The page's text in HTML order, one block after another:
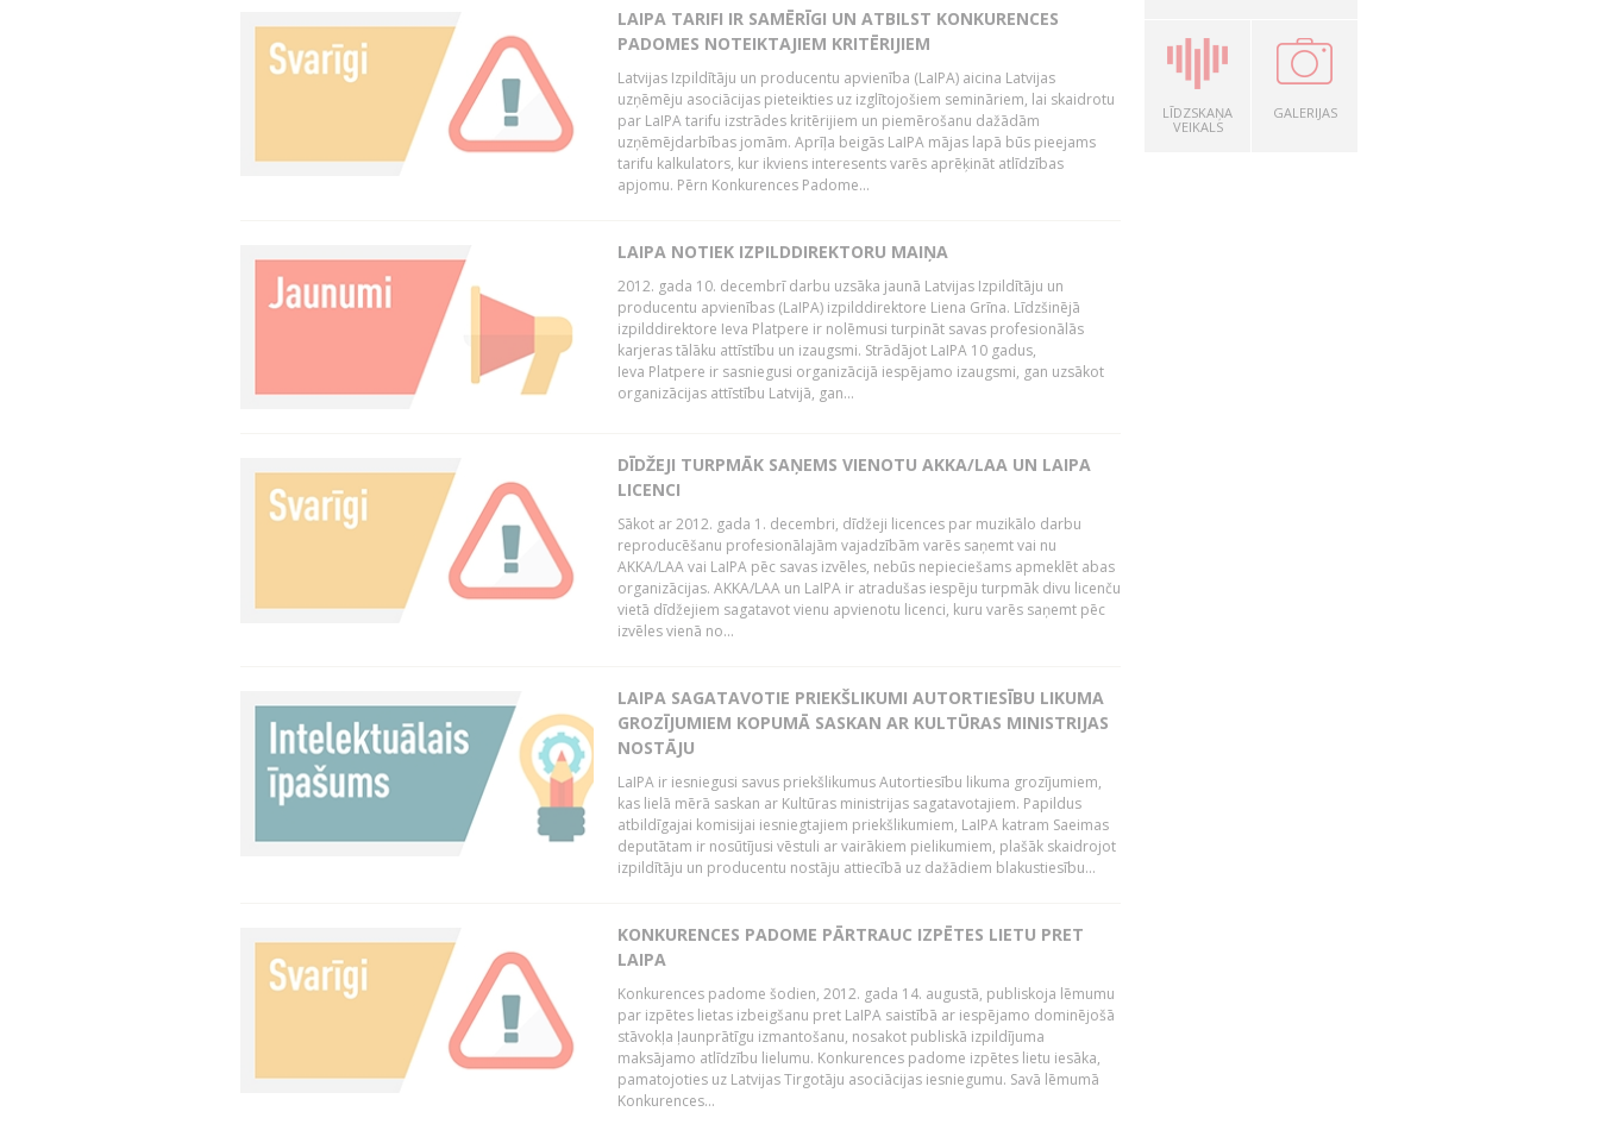
LAIPA TARIFI IR SAMĒRĪGI UN ATBILST KONKURENCES
PADOMES NOTEIKTAJIEM KRITĒRIJIEM
Latvijas Izpildītāju un producentu apvienība (LaIPA) aicina Latvijas
uzņēmēju asociācijas pieteikties uz izglītojošiem semināriem, lai skaidrotu
par LaIPA tarifu izstrādes kritērijiem un piemērošanu dažādām
uzņēmējdarbības jomām. Aprīļa beigās LaIPA mājas lapā būs pieejams
tarifu kalkulators, kur ikviens interesents varēs aprēķināt atlīdzības
apjomu. Pērn Konkurences Padome...
LAIPA NOTIEK IZPILDDIREKTORU MAIŅA
2012. gada 10. decembrī darbu uzsāka jaunā Latvijas Izpildītāju un
producentu apvienības (LaIPA) izpilddirektore Liena Grīna. Līdzšinējā
izpilddirektore Ieva Platpere ir nolēmusi turpināt savas profesionālās
karjeras tālāku attīstību un izaugsmi. Strādājot LaIPA 10 gadus,
Ieva Platpere ir sasniegusi organizācijā iespējamo izaugsmi, gan uzsākot
organizācijas attīstību Latvijā, gan...
DĪDŽEJI TURPMĀK SAŅEMS VIENOTU AKKA/LAA UN LAIPA
LICENCI
Sākot ar 2012. gada 1. decembri, dīdžeji licences par muzikālo darbu
reproducēšanu profesionālajām vajadzībām varēs saņemt vai nu
AKKA/LAA vai LaIPA pēc savas izvēles, nebūs nepieciešams apmeklēt abas
organizācijas. AKKA/LAA un LaIPA ir atradušas iespēju turpmāk divu licenču
vietā dīdžejiem sagatavot vienu apvienotu licenci, kuru varēs saņemt pēc
izvēles vienā no...
LAIPA SAGATAVOTIE PRIEKŠLIKUMI AUTORTIESĪBU LIKUMA
GROZĪJUMIEM KOPUMĀ SASKAN AR KULTŪRAS MINISTRIJAS
NOSTĀJU
LaIPA ir iesniegusi savus priekšlikumus Autortiesību likuma grozījumiem,
kas lielā mērā saskan ar Kultūras ministrijas sagatavotajiem. Papildus
atbildīgajai komisijai iesniegtajiem priekšlikumiem, LaIPA katram Saeimas
deputātam ir nosūtījusi vēstuli ar vairākiem pielikumiem, plašāk skaidrojot
izpildītāju un producentu nostāju attiecībā uz dažādiem blakustiesību...
KONKURENCES PADOME PĀRTRAUC IZPĒTES LIETU PRET
LAIPA
Konkurences padome šodien, 2012. gada 14. augustā, publiskoja lēmumu
par izpētes lietas izbeigšanu pret LaIPA saistībā ar iespējamo dominējošā
stāvokļa ļaunprātīgu izmantošanu, nosakot publiskā izpildījuma
maksājamo atlīdzību lielumu. Konkurences padome izpētes lietu iesāka,
pamatojoties uz Latvijas Tirgotāju asociācijas iesniegumu. Savā lēmumā
Konkurences...
LĪDZSKAŅA
VEIKALS
GALERIJAS